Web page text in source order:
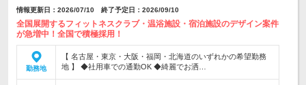
情報更新日：2026/07/10 終了予定日：2026/09/10
全国展開するフィットネスクラブ・温浴施設・宿泊施設のデザイン案件
が急増中！全国で積極採用！
勤務地
【 名古屋・東京・大阪・福岡・北海道のいずれかの希望勤務
地 】 ◆社用車での通勤OK ◆綺麗でお洒…